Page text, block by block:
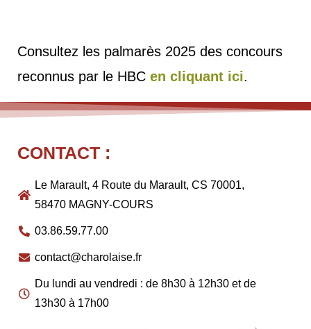
Consultez les palmarès 2025 des concours
reconnus par le HBC en cliquant ici.
CONTACT :
Le Marault, 4 Route du Marault, CS 70001,
58470 MAGNY-COURS
03.86.59.77.00
contact@charolaise.fr
Du lundi au vendredi : de 8h30 à 12h30 et de
13h30 à 17h00